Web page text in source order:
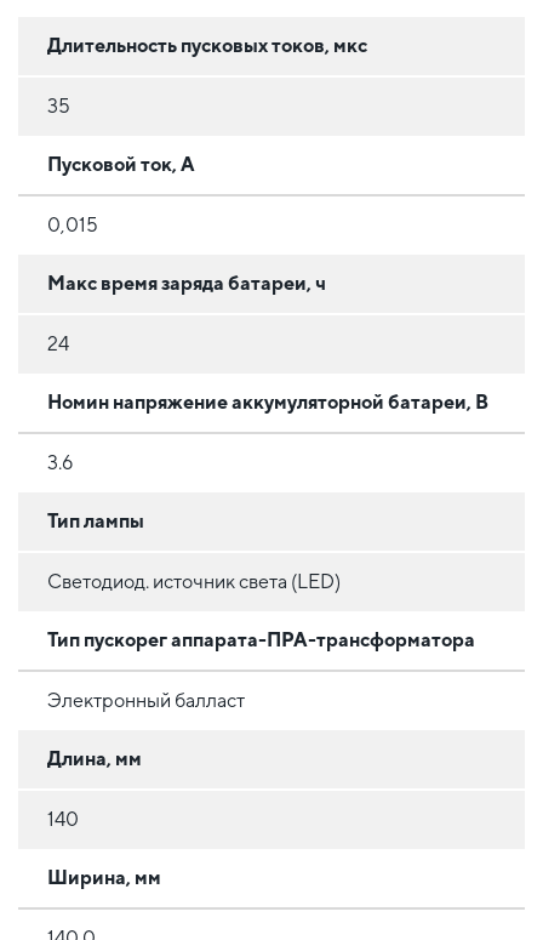
Длительность пусковых токов, мкс
35
Пусковой ток, А
0,015
Макс время заряда батареи, ч
24
Номин напряжение аккумуляторной батареи, В
3.6
Тип лампы
Светодиод. источник света (LED)
Тип пускорег аппарата-ПРА-трансформатора
Электронный балласт
Длина, мм
140
Ширина, мм